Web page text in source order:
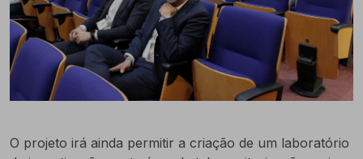
O projeto irá ainda permitir a criação de um laboratório